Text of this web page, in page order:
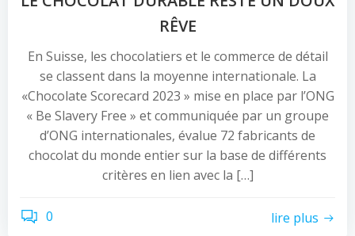
RÊVE
En Suisse, les chocolatiers et le commerce de détail
se classent dans la moyenne internationale. La
«Chocolate Scorecard 2023 » mise en place par l’ONG
« Be Slavery Free » et communiquée par un groupe
d’ONG internationales, évalue 72 fabricants de
chocolat du monde entier sur la base de différents
critères en lien avec la […]
0 lire plus